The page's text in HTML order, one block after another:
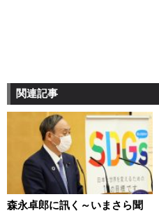
関連記事
森永卓郎に訊く～いまさら聞